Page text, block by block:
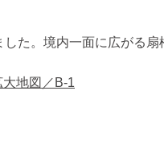
た。境内一面に広がる
地図／B-1